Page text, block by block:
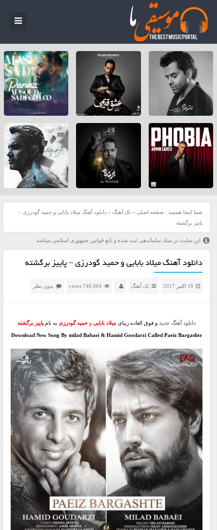
شما اینجا هستید : صفحه اصلی » تک آهنگ » دانلود آهنگ میلاد بابایی و حمید گودرزی –
پاییز برگشته
این سایت در ستاد ساماندهی ثبت شده و تابع قوانین جمهوری اسلامی میباشد
دانلود آهنگ میلاد بابایی و حمید گودرزی – پاییز برگشته
18 اکتبر 2017 تک آهنگ 746,964 views بدون نظر
دانلود آهنگ جدید و فوق العاده زیبای میلاد باباییو حمید گودرزیبه نام پاییز برگشته
Download New Song By milad Babaei & Hamid Goodarzi Called Paeiz Bargashte